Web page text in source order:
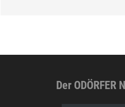
Der ODÖRFER